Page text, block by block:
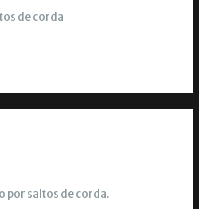
de corda
por saltos de corda.